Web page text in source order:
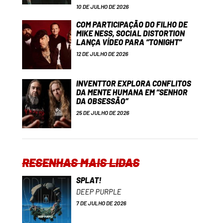
10 DE JULHO DE 2026
COM PARTICIPAÇÃO DO FILHO DE
MIKE NESS, SOCIAL DISTORTION
LANÇA VÍDEO PARA “TONIGHT”
12 DE JULHO DE 2026
INVENTTOR EXPLORA CONFLITOS
DA MENTE HUMANA EM “SENHOR
DA OBSESSÃO”
25 DE JULHO DE 2026
RESENHAS MAIS LIDAS
SPLAT!
DEEP PURPLE
7 DE JULHO DE 2026